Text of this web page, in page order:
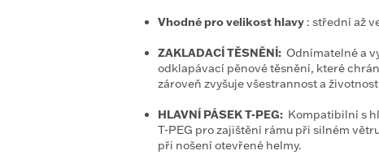
Vhodné pro velikost hlavy : střední až
ZAKLADACÍ TĚSNĚNÍ: Odnímatelné a
odklapávací pěnové těsnění, které
zároveň zvyšuje všestrannost a
HLAVNÍ PÁSEK T-PEG: Kompatibilní s
T-PEG pro zajištění rámu při silném
při nošení otevřené helmy.